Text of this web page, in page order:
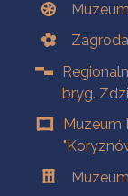
bryg.
Muzeum